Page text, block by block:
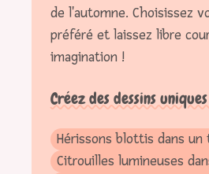
de l'automne. Choisissez
préféré et laissez libre
imagination !
Créez des dessins
Hérissons blottis dans un
Citrouilles lumineuses